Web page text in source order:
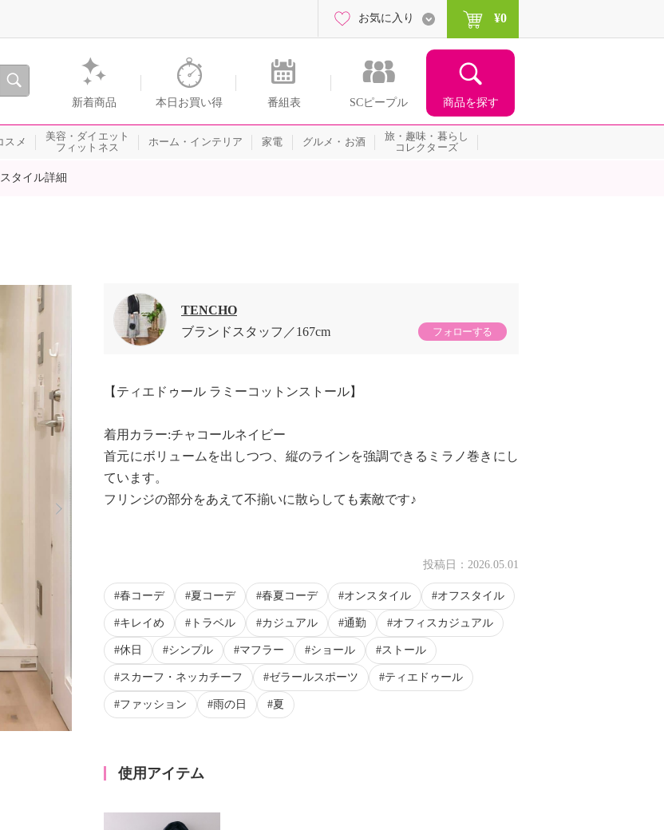
販・テレビショッピングのショップチャンネル
新着商品 本日お買い得 番組表 SCピープル 商品を探す
お気に入り ¥0
スメ
美容・ダイエット
フィットネス
ホーム・インテリア 家電 グルメ・お酒
旅・趣味・暮らし
コレクターズ
タイル詳細
TENCHO
ブランドスタッフ
167cm フォローする
【ティエドゥール ラミーコットンストール】
着用カラー:チャコールネイビー
首元にボリュームを出しつつ、縦のラインを強調できるミラノ巻きにし
ています。
フリンジの部分をあえて不揃いに散らしても素敵です♪
投稿日： 2026.05.01
春コーデ 夏コーデ 春夏コーデ オンスタイル オフスタイル
キレイめ トラベル カジュアル 通勤 オフィスカジュアル
休日 シンプル マフラー ショール ストール
スカーフ・ネッカチーフ ゼラールスポーツ ティエドゥール
ファッション 雨の日 夏
使用アイテム